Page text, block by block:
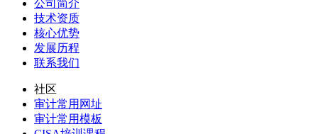
公司简介
技术资质
核心优势
发展历程
联系我们
社区
审计常用网址
审计常用模板